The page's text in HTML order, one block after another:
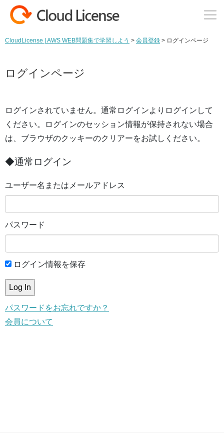
コンテンツへスキップ
CloudLicense | AWS WEB問題集で学習しよう > 会員登録 > ログインページ
ログインページ
ログインされていません。通常ログインよりログインして
ください。ログインのセッション情報が保持されない場合
は、ブラウザのクッキーのクリアーをお試しください。
◆通常ログイン
ユーザー名またはメールアドレス
パスワード
ログイン情報を保存
パスワードをお忘れですか？
会員について